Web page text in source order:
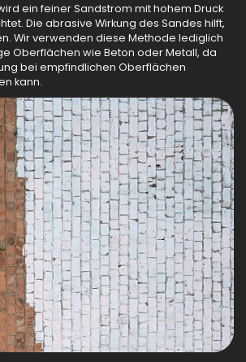
ein feiner Sandstrom mit hohem Druck
Die abrasive Wirkung des Sandes hilft,
Wir verwenden diese Methode lediglich
Oberflächen wie Beton oder Metall, da
bei empfindlichen Oberflächen
kann.